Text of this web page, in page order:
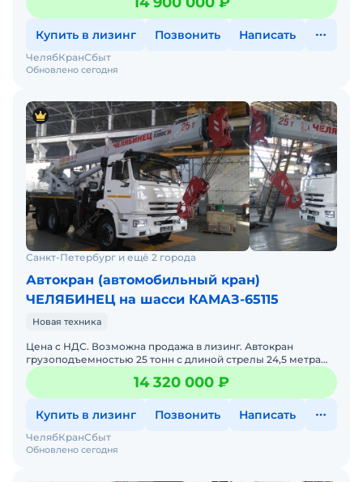
преимущественных
Купить в лизинг Позвонить Написать
Обновлено сегодня
ЧелябКранСбыт
Санкт-Петербург и ещё 2 города
Автокран (автомобильный кран)
ЧЕЛЯБИНЕЦ на шасси КАМАЗ-65115
Новая техника
Цена с НДС. Возможна продажа в лизинг. Автокран
грузоподъемностью 25 тонн с длиной стрелы 24,5 метра
обладает следующим комплексом преимущественных
характерис
14 320 000 ₽
Купить в лизинг Позвонить Написать
Обновлено сегодня
ЧелябКранСбыт